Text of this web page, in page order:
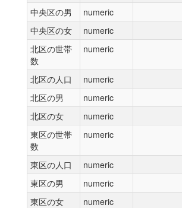
中央区の男
numeric
中央区の女
numeric
北区の世帯
数
numeric
北区の人口
numeric
北区の男
numeric
北区の女
numeric
東区の世帯
数
numeric
東区の人口
numeric
東区の男
numeric
東区の女
numeric